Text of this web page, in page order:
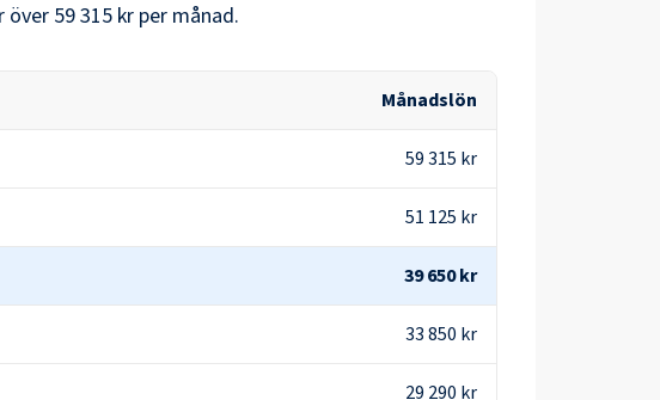
över59 315 kr per månad.
Månadslön
59 315 kr
51 125 kr
39 650 kr
33 850 kr
29 290 kr